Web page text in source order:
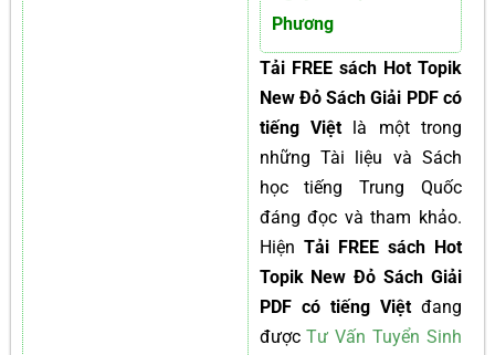
Phương
Tải FREE sách Hot Topik
New Đỏ Sách Giải PDF có
tiếng Việtlà một trong
những Tài liệu và Sách
học tiếng Trung Quốc
đáng đọc và tham khảo.
Hiện Tải FREE sách Hot
Topik New Đỏ Sách Giải
PDF có tiếng Việt đang
đượcTư Vấn Tuyển Sinh